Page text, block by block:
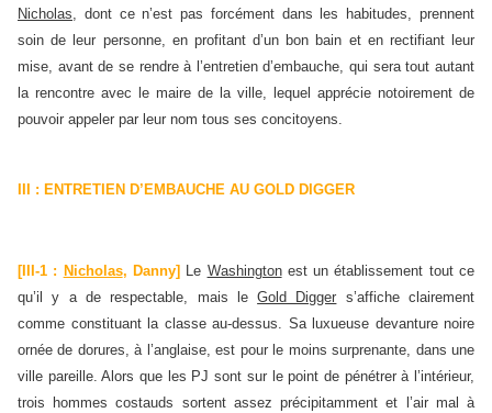
Nicholas , dont ce n’est pas forcément dans les habitudes, prennent
soin de leur personne, en profitant d’un bon bain et en rectifiant leur
mise, avant de se rendre à l’entretien d’embauche, qui sera tout autant
la rencontre avec le maire de la ville, lequel apprécie notoirement de
pouvoir appeler par leur nom tous ses concitoyens.
III : ENTRETIEN D’EMBAUCHE AU GOLD DIGGER
[III-1 : Nicholas, Danny] Le Washingtonest un établissement tout ce
qu’il y a de respectable, mais leGold Digger s’affiche clairement
comme constituant la classe au-dessus. Sa luxueuse devanture noire
ornée de dorures, à l’anglaise, est pour le moins surprenante, dans une
ville pareille. Alors que les PJ sont sur le point de pénétrer à l’intérieur,
trois hommes costauds sortent assez précipitamment et l’air mal à